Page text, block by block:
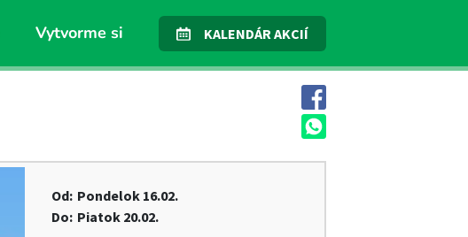
Vytvorme si KALENDÁR AKCIÍ
Od: Pondelok16.02.
Do: Piatok20.02.